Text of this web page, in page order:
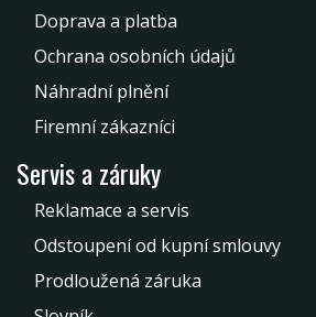
Doprava a platba
Ochrana osobních údajů
Náhradní plnění
Firemní zákazníci
Servis a záruky
Reklamace a servis
Odstoupení od kupní smlouvy
Prodloužená záruka